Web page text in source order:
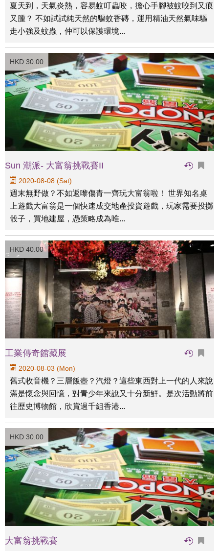
夏天到，天氣炎熱，容易蚊叮蟲咬，擔心手腳被蚊咬到又痕
又腫？ 不如試試純天然的驅蚊香磚，運用精油天然氣味驅
走小強及蚊蟲，仲可以保護環境...
HKD 30.00
Sun 潮派- 大富翁挑戰賽II
2020-08-08 (Sat)
週末無野做？不如返嚟傷青一齊玩大富翁啦！ 世界知名桌
上遊戲大富翁是一個快速成交地產投資遊戲，玩家需要投擲
骰子，買地建屋，憑策略成為唯...
HKD 40.00
工業傳奇館藏展
2020-08-03 (Mon)
舊式收音機？三層飯壺？汽燈？這些東西對上一代的人來說
滿是懷念與回憶，對青少年來說又十分新鮮。是次活動將前
往歷史博物館，欣賞過千組香港...
HKD 30.00
大富翁挑戰賽